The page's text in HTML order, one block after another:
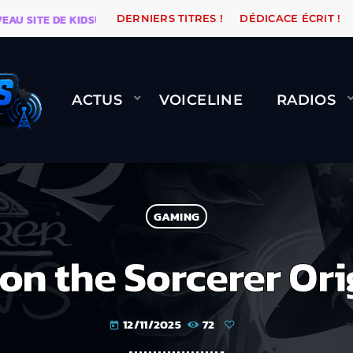
DE KIDSUNE WARÉTRO ORANGE ROAD QUI
DERNIERS TITRES ! DÉDICACE ÉCRIT !
ACTUS VOICELINE RADIOS
GAMING
the Sorcerer
today 12/11/2025 72